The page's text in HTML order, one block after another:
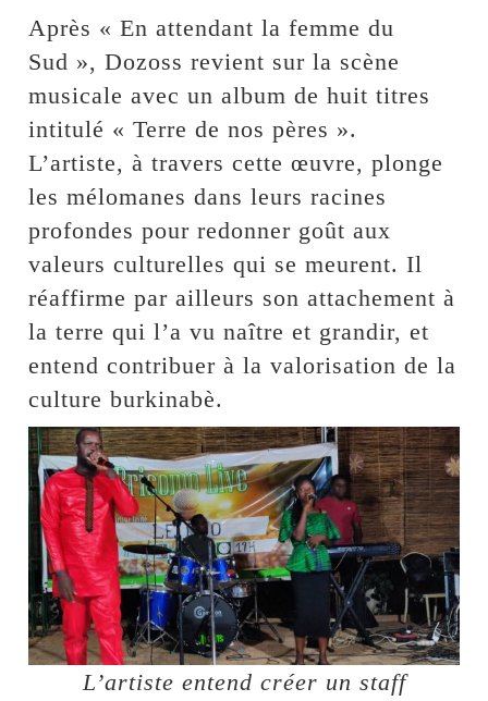
Après « En attendant la femme du
Sud », Dozoss revient sur la scène
musicale avec un album de huit titres
intitulé « Terre de nos pères ».
L’artiste, à travers cette œuvre, plonge
les mélomanes dans leurs racines
profondes pour redonner goût aux
valeurs culturelles qui se meurent. Il
réaffirme par ailleurs son attachement à
la terre qui l’a vu naître et grandir, et
entend contribuer à la valorisation de la
culture burkinabè.
L’artiste entend créer un staff